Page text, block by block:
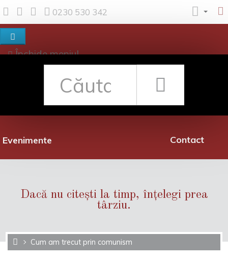
0230 530 342
Închide meniul
Evenimente
Rețea librării
Contact
Dacă nu citești la timp, înțelegi prea
târziu.
Cum am trecut prin comunism